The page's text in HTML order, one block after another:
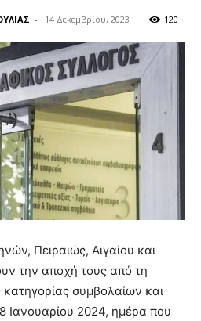
- 14 Δεκεμβρίου, 2023 120
Πειραιώς, Αιγαίου και
την αποχή τους από τη
συμβολαίων και
Ιανουαρίου 2024, ημέρα που